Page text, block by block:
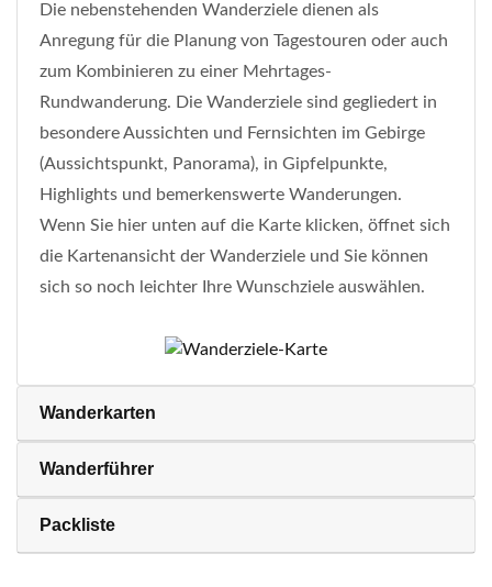
Die nebenstehenden Wanderziele dienen als
Anregung für die Planung von Tagestouren oder auch
zum Kombinieren zu einer Mehrtages-
Rundwanderung. Die Wanderziele sind gegliedert in
besondere Aussichten und Fernsichten im Gebirge
(Aussichtspunkt, Panorama), in Gipfelpunkte,
Highlights und bemerkenswerte Wanderungen.
Wenn Sie hier unten auf die Karte klicken, öffnet sich
die Kartenansicht der Wanderziele und Sie können
sich so noch leichter Ihre Wunschziele auswählen.
Wanderkarten
Wanderführer
Packliste